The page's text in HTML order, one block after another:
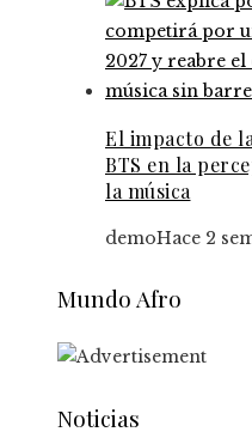
El impacto de
BTS en la
la música
demoHace 2
Mundo Afro
Noticias